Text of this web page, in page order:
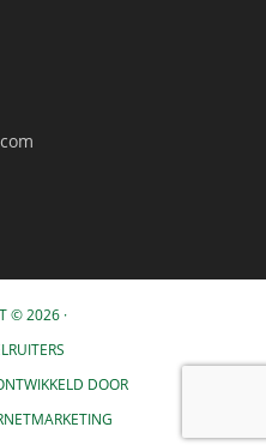
© 2026 ·
DOOR